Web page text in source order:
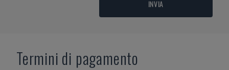
INVIA
Termini di pagamento